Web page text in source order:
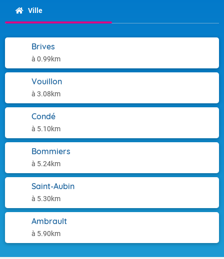
Ville
Brives
à 0.99km
Vouillon
à 3.08km
Condé
à 5.10km
Bommiers
à 5.24km
Saint-Aubin
à 5.30km
Ambrault
à 5.90km